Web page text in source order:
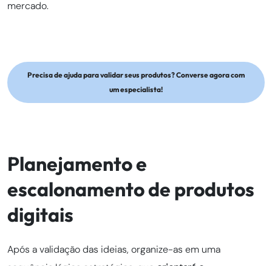
mercado.
Precisa de ajuda para validar seus produtos? Converse agora com
um especialista!
Planejamento e
escalonamento de produtos
digitais
Após a validação das ideias, organize-as em uma